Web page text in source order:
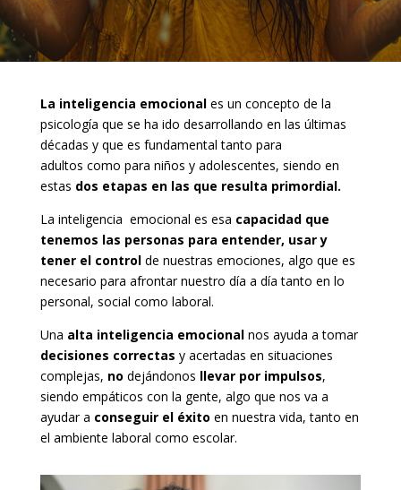
La inteligencia emocional es un concepto de la
psicología que se ha ido desarrollando en las últimas
décadas y que es fundamental tanto para
adultos como para niños y adolescentes, siendo en
estas dos etapas en las que resulta primordial.
La inteligencia emocional es esa capacidad que
tenemos las personas para entender, usar y
tener el controlde nuestras emociones, algo que es
necesario para afrontar nuestro día a día tanto en lo
personal, social como laboral.
Una alta inteligencia emocionalnos ayuda a tomar
decisiones correctas y acertadas en situaciones
complejas, no dejándonos llevar por impulsos,
siendo empáticos con la gente, algo que nos va a
ayudar a conseguir el éxito en nuestra vida, tanto en
el ambiente laboral como escolar.